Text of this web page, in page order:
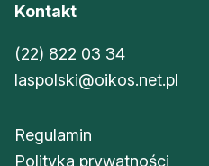
Kontakt
(22) 822 03 34
laspolski@oikos.net.pl
Regulamin
Polityka prywatności